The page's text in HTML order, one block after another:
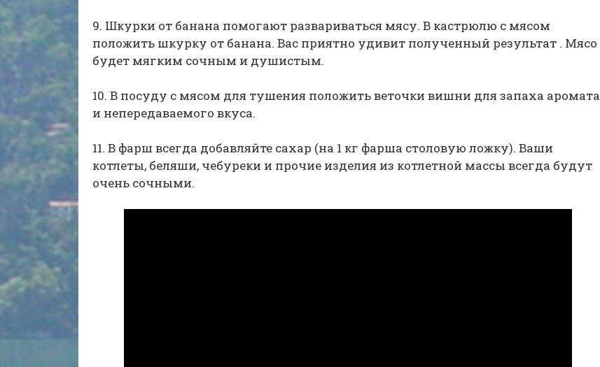
9. Шкурки от банана помогают развариваться мясу. В кастрюлю с мясом
положить шкурку от банана. Вас приятно удивит полученный результат . Мясо
будет мягким сочным и душистым.
10. В посуду с мясом для тушения положить веточки вишни для запаха аромата
и непередаваемого вкуса.
11. В фарш всегда добавляйте сахар (на 1 кг фарша столовую ложку). Ваши
котлеты, беляши, чебуреки и прочие изделия из котлетной массы всегда будут
очень сочными.